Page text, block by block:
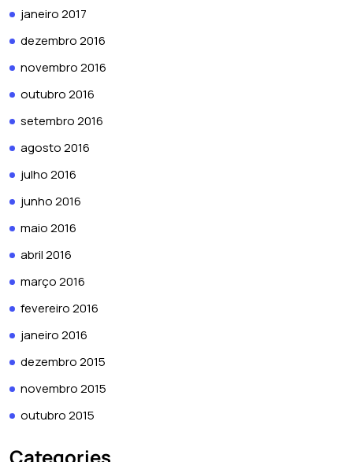
janeiro 2017
dezembro 2016
novembro 2016
outubro 2016
setembro 2016
agosto 2016
julho 2016
junho 2016
maio 2016
abril 2016
março 2016
fevereiro 2016
janeiro 2016
dezembro 2015
novembro 2015
outubro 2015